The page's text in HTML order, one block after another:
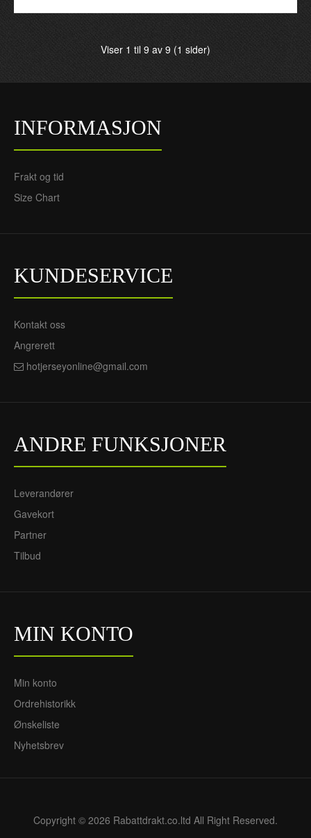
Skottland Borte EM 2024
720NOK
Viser 1 til 9 av 9 (1 sider)
INFORMASJON
Frakt og tid
Size Chart
KUNDESERVICE
Kontakt oss
Angrerett
hotjerseyonline@gmail.com
ANDRE FUNKSJONER
Leverandører
Gavekort
Partner
Tilbud
MIN KONTO
Min konto
Ordrehistorikk
Ønskeliste
Nyhetsbrev
Copyright © 2026 Rabattdrakt.co.ltd All Right Reserved.